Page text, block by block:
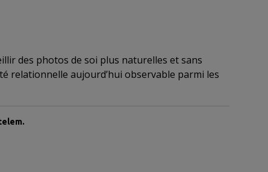
des photos de soi plus naturelles et sans
relationnelle aujourd’hui observable parmi les